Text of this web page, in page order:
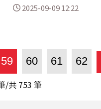
2025-09-09 12:22
59 60 61 62
/共 753 筆